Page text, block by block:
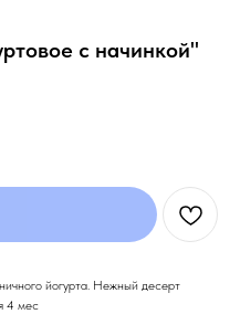
с начинкой"
йогурта. Нежный десерт
4 мес